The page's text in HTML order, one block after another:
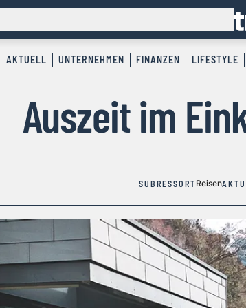
AKTUELL UNTERNEHMEN FINANZEN LIFESTYLE
Auszeit im
SUBRESSORT Reisen